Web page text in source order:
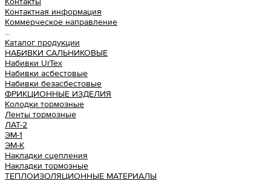
Контактная информация
Коммерческое направление
...
Каталог продукции
НАБИВКИ САЛЬНИКОВЫЕ
Набивки UrTex
Набивки асбестовые
Набивки безасбестовые
ФРИКЦИОННЫЕ ИЗДЕЛИЯ
Колодки тормозные
Ленты тормозные
ЛАТ-2
ЭМ-1
ЭМ-К
Накладки сцепления
Накладки тормозные
ТЕПЛОИЗОЛЯЦИОННЫЕ МАТЕРИАЛЫ